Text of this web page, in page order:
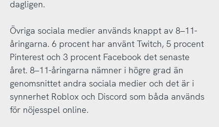
dagligen.
Övriga sociala medier används knappt av 8–11-
åringarna. 6 procent har använt Twitch, 5 procent
Pinterest och 3 procent Facebook det senaste
året. 8–11-åringarna nämner i högre grad än
genomsnittet andra sociala medier och det är i
synnerhet Roblox och Discord som båda används
för nöjesspel online.